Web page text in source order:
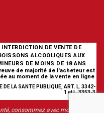
INTERDICTION DE VENTE DE
ALCOOLIQUES AUX
DE MOINS DE 18 ANS
de majorité de l'acheteur est
au moment de la vente en ligne
DE LA SANTE PUBLIQUE, ART. L. 3342-
1 et L. 3353-3
consommez avec modération